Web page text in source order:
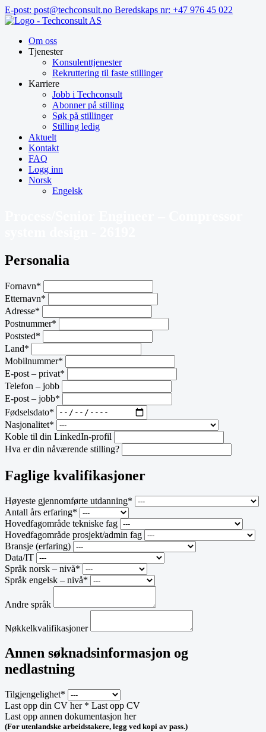
Hopp
til
E-post: post@techconsult.no Beredskaps nr: +47 976 45 022
Om oss
Tjenester
Konsulenttjenester
Rekruttering til faste stillinger
Karriere
Jobb i Techconsult
Abonner på stilling
Søk på stillinger
Stilling ledig
Aktuelt
Kontakt
FAQ
Logg inn
Norsk
Engelsk
Personalia
Fornavn*
Etternavn*
Adresse*
Postnummer*
Poststed*
Land*
Mobilnummer*
E-post – privat*
Telefon – jobb
E-post – jobb*
Fødselsdato*
Nasjonalitet*
Koble til din LinkedIn-profil
Hva er din nåværende stilling?
Faglige kvalifikasjoner
Høyeste gjennomførte utdanning*
Antall års erfaring*
Hovedfagområde tekniske fag
Hovedfagområde prosjekt/admin fag
Bransje (erfaring)
Data/IT
Språk norsk – nivå*
Språk engelsk – nivå*
Andre språk
Nøkkelkvalifikasjoner
Annen søknadsinformasjon og
nedlastning
Tilgjengelighet*
Last opp din CV her * Last opp CV
Last opp annen dokumentasjon her
(For utenlandske arbeidstakere, legg ved kopi av pass.)